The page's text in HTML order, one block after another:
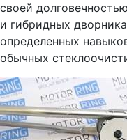
своей
и гибридных
определенных
обычных